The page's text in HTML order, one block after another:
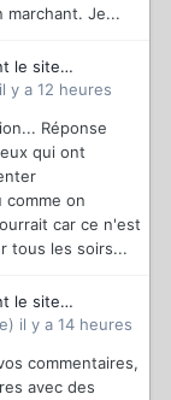
marchant. Je...
le site
il y a 12 heures
Réponse
qui ont
comme on
car ce n'est
tous les soirs...
le site
il y a 14 heures
commentaires,
avec des